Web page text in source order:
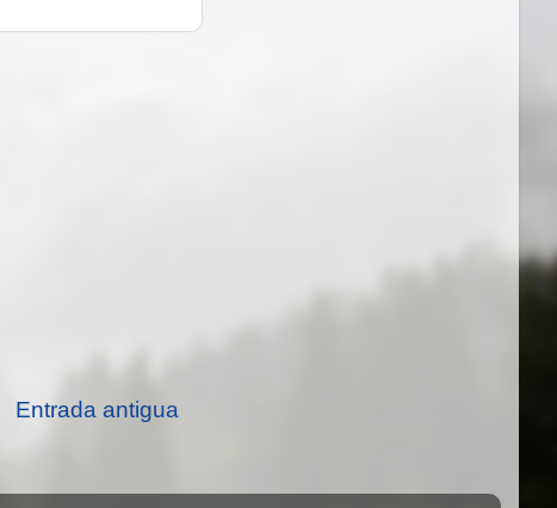
Entrada antigua